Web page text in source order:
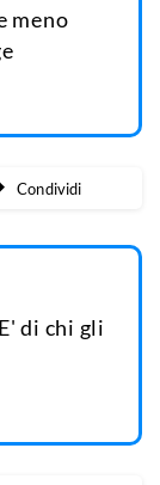
meno
Condividi
di chi gli